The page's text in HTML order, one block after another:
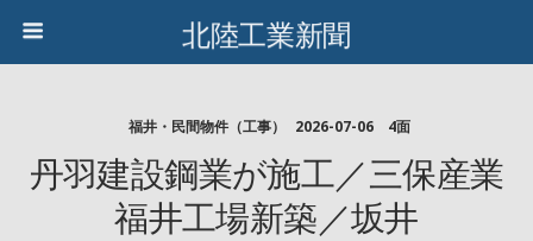
北陸工業新聞
福井・民間物件（工事） 2026-07-06 4面
丹羽建設鋼業が施工／三保産業
福井工場新築／坂井